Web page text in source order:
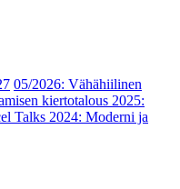
05/2026: Vähähiilinen
kiertotalous 2025:
Talks 2024: Moderni ja